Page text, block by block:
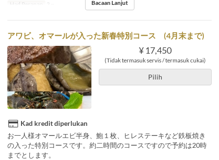
Had Pesanan
3 ~ Bacaan Lanjut
アワビ、オマールが入った新春特別コース (4月末まで)
¥ 17,450
(Tidak termasuk servis / termasuk cukai)
Pilih
Kad kredit diperlukan
お一人様オマールエビ半身、鮑１枚、ヒレステーキなど鉄板焼き
の入った特別コースです。約二時間のコースですので予約は20時
までとします。